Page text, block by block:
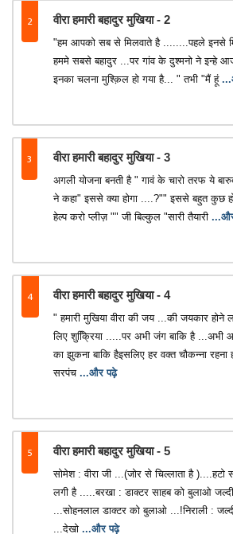
2 वीरा हमारी बहादुर मुखिया - 2
"हम आपको सब से मिलवाते है ........पहले इनसे
हममे सबसे बहादुर ...पर गांव के दुश्मनो ने इन्हे
इनका चलना मुश्क़िल हो गया है... " तभी "मैं हूं
3 वीरा हमारी बहादुर मुखिया - 3
अगली योजना बनती है " गावं के चारो तरफ ये
ने कहा" इससे क्या होगा ....?"" इससे बहुत कुछ
हेल्प करो प्लीज़ "" जी बिल्कुल "सारी तैयारी
4 वीरा हमारी बहादुर मुखिया - 4
" हमारी मुखिया वीरा की जय ...की जयकार होने
लिए शुक्रििया .....पर अभी जंग बाकि है
का झुकना बाकि हैइसलिए हर वक्त चौकन्ना
सरपंच ...और पढ़े
5 वीरा हमारी बहादुर मुखिया - 5
सोमेश : वीरा जी ...(जोर से चिल्लाता है )....हटो
लगी है .....बरखा : डाक्टर साहब को बुलाओ
...सोहनलाल डाक्टर‌‌ को बुलाओ ...!निराली :
...देखो ...और पढ़े